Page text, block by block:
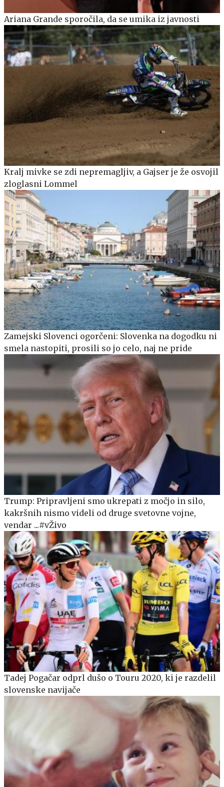
Ariana Grande sporočila, da se umika iz javnosti
Kralj mivke se zdi nepremagljiv, a Gajser je že osvojil
zloglasni Lommel
Zamejski Slovenci ogorčeni: Slovenka na dogodku ni
smela nastopiti, prosili so jo celo, naj ne pride
Trump: Pripravljeni smo ukrepati z močjo in silo,
kakršnih nismo videli od druge svetovne vojne,
vendar ...#vŽivo
Tadej Pogačar odprl dušo o Touru 2020, ki je razdelil
slovenske navijače